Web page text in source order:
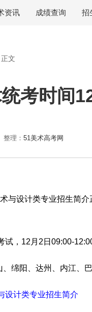
资讯 成绩查询 招
文
考时间
整理： 51美术高考网
与设计类专业招生简
12月2日09:00-
阳、达州、内江、巴
设计类专业招生简介